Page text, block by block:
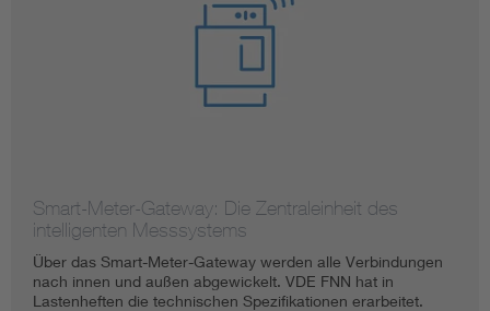
Smart-Meter-Gateway: Die Zentraleinheit des
intelligenten Messsystems
Über das Smart-Meter-Gateway werden alle Verbindungen
nach innen und außen abgewickelt. VDE FNN hat in
Lastenheften die technischen Spezifikationen erarbeitet.